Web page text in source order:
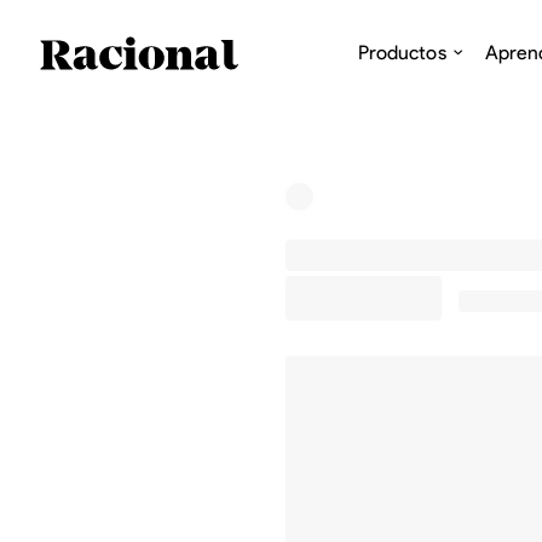
Productos